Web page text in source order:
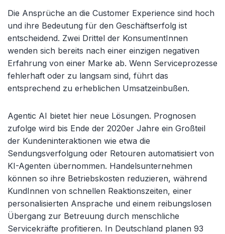
Die Ansprüche an die Customer Experience sind hoch
und ihre Bedeutung für den Geschäftserfolg ist
entscheidend. Zwei Drittel der KonsumentInnen
wenden sich bereits nach einer einzigen negativen
Erfahrung von einer Marke ab. Wenn Serviceprozesse
fehlerhaft oder zu langsam sind, führt das
entsprechend zu erheblichen Umsatzeinbußen.
Agentic AI bietet hier neue Lösungen. Prognosen
zufolge wird bis Ende der 2020er Jahre ein Großteil
der Kundeninteraktionen wie etwa die
Sendungsverfolgung oder Retouren automatisiert von
KI-Agenten übernommen. Handelsunternehmen
können so ihre Betriebskosten reduzieren, während
KundInnen von schnellen Reaktionszeiten, einer
personalisierten Ansprache und einem reibungslosen
Übergang zur Betreuung durch menschliche
Servicekräfte profitieren. In Deutschland planen 93